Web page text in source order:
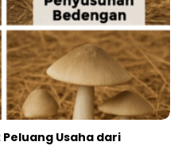
Usaha dari